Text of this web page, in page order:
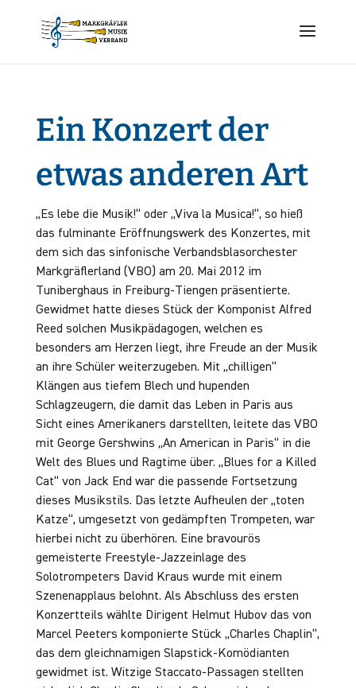
Ein Konzert der
etwas anderen Art
„Es lebe die Musik!“ oder „Viva la Musica!“, so hieß
das fulminante Eröffnungswerk des Konzertes, mit
dem sich das sinfonische Verbandsblasorchester
Markgräflerland (VBO) am 20. Mai 2012 im
Tuniberghaus in Freiburg-Tiengen präsentierte.
Gewidmet hatte dieses Stück der Komponist Alfred
Reed solchen Musikpädagogen, welchen es
besonders am Herzen liegt, ihre Freude an der Musik
an ihre Schüler weiterzugeben. Mit „chilligen“
Klängen aus tiefem Blech und hupenden
Schlagzeugern, die damit das Leben in Paris aus
Sicht eines Amerikaners darstellten, leitete das VBO
mit George Gershwins „An American in Paris“ in die
Welt des Blues und Ragtime über. „Blues for a Killed
Cat“ von Jack End war die passende Fortsetzung
dieses Musikstils. Das letzte Aufheulen der „toten
Katze“, umgesetzt von gedämpften Trompeten, war
hierbei nicht zu überhören. Eine bravourös
gemeisterte Freestyle-Jazzeinlage des
Solotrompeters David Kraus wurde mit einem
Szenenapplaus belohnt. Als Abschluss des ersten
Konzertteils wählte Dirigent Helmut Hubov das von
Marcel Peeters komponierte Stück „Charles Chaplin“,
das dem gleichnamigen Slapstick-Komödianten
gewidmet ist. Witzige Staccato-Passagen stellten